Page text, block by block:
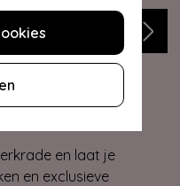
en laat je
en exclusieve